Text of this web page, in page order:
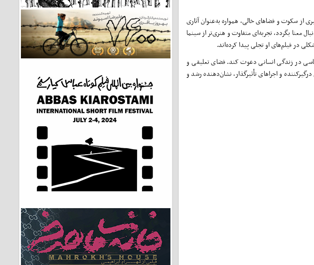
از سکوت و فضاهای خالی، همواره به‌عنوان آثاری
معنا بگردد، تجربه‌ای متفاوت و هنری‌تر از سینما
در فیلم‌های او تجلی پیدا کرده‌اند.
در زندگی انسانی دعوت کند. فضای تعلیقی و
و اجراهای تأثیرگذار، نشان‌دهنده رشد و